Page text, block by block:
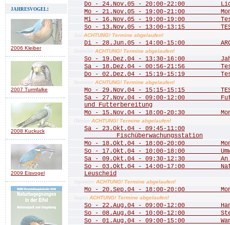
jahresvogel:
2006 Kleiber
2007 Turmfalke
2008 Kuckuck
2009 Eisvogel
Do - 24.Nov.05 - 20:00-22:00
Mo - 21.Nov.05 - 19:00-21:00
Mi - 16.Nov.05 - 19:00-19:00
So - 13.Nov.05 - 13:00-13:15
Juni ACHTUNG! Termine abgelaufen!
Di - 28.Jun.05 - 14:00-15:00
Dezember ACHTUNG! Termine abgelaufen!
So - 19.Dez.04 - 13:30-16:00
Sa - 18.Dez.04 - 00:56-21:56
Do - 02.Dez.04 - 15:19-15:19 Test
November ACHTUNG! Termine abgelaufen!
Mo - 29.Nov.04 - 15:15-15:15 TEST
Sa - 27.Nov.04 - 09:00-12:00
und Futterbereitung
Mo - 15.Nov.04 - 18:00-20:30
Oktober ACHTUNG! Termine abgelaufen!
Sa - 23.Okt.04 - 09:45-11:00
Fischüberwachungsstation
Mo - 18.Okt.04 - 18:00-20:00
So - 17.Okt.04 - 10:00-18:00
Sa - 09.Okt.04 - 09:30-12:30 An
So - 03.Okt.04 - 14:00-17:00
Leuscheid
September ACHTUNG! Termine abgelaufen!
Mo - 20.Sep.04 - 18:00-20:00
August ACHTUNG! Termine abgelaufen!
So - 22.Aug.04 - 09:00-12:00
So - 08.Aug.04 - 10:00-12:00
So - 01.Aug.04 - 09:00-15:00